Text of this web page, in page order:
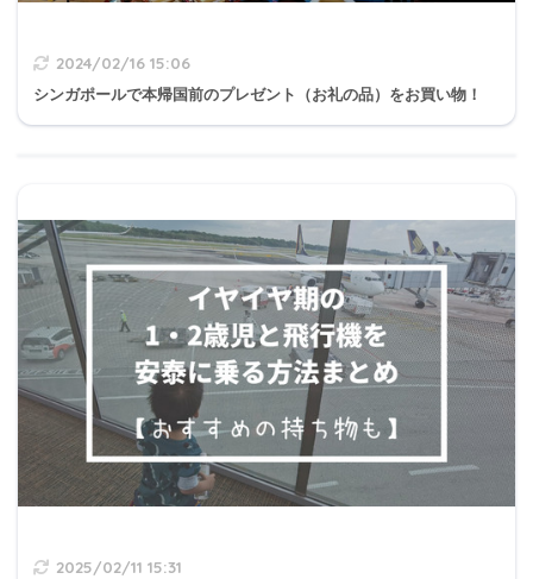
2024/02/16 15:06
シンガポールで本帰国前のプレゼント（お礼の品）をお買い物！
2025/02/11 15:31